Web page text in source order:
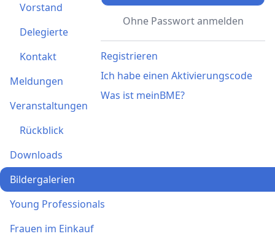
Ohne Passwort anmelden
Registrieren
Ich habe einen Aktivierungscode
Was ist meinBME?
Vorstand
Delegierte
Kontakt
Meldungen
Veranstaltungen
Rückblick
Downloads
Bildergalerien
Young Professionals
Frauen im Einkauf